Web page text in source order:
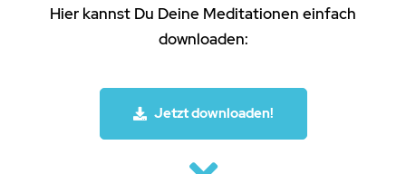
Hier kannst Du Deine Meditationen einfach
downloaden:
Jetzt downloaden!